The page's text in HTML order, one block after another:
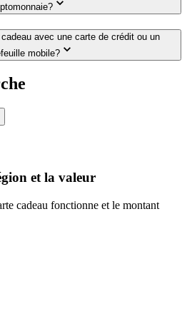
avec une carte de crédit ou un
mobile?
et la valeur
cadeau fonctionne et le montant